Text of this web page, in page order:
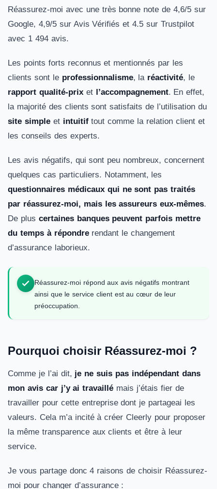
Réassurez-moi avec une très bonne note de 4,6/5 sur
Google, 4,9/5 sur Avis Vérifiés et 4.5 sur Trustpilot
avec 1 494 avis.
Les points forts reconnus et mentionnés par les
clients sont le professionnalisme, la réactivité, le
rapport qualité-prixet l’accompagnement. En effet,
la majorité des clients sont satisfaits de l’utilisation du
site simpleet intuitiftout comme la relation client et
les conseils des experts.
Les avis négatifs, qui sont peu nombreux, concernent
quelques cas particuliers. Notamment, les
questionnaires médicaux qui ne sont pas traités
par réassurez-moi, mais les assureurs eux-mêmes.
De plus certaines banques peuvent parfois mettre
du temps à répondrerendant le changement
d’assurance laborieux.
Réassurez-moi répond aux avis négatifs montrant
ainsi que le service client est au cœur de leur
préoccupation.
Pourquoi choisir Réassurez-moi ?
Comme je l’ai dit, je ne suis pas indépendant dans
mon avis car j’y ai travaillé mais j’étais fier de
travailler pour cette entreprise dont je partageai les
valeurs. Cela m’a incité à créer Cleerly pour proposer
la même transparence aux clients et être à leur
service.
Je vous partage donc 4 raisons de choisir Réassurez-
moi pour changer d’assurance :